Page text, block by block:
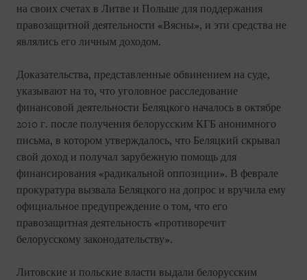
на своих счетах в Литве и Польше для поддержания
правозащитной деятельности «Вясны», и эти средства не
являлись его личным доходом.
Доказательства, представленные обвинением на суде,
указывают на то, что уголовное расследование
финансовой деятельности Беляцкого началось в октябре
2010 г. после получения белорусским КГБ анонимного
письма, в котором утверждалось, что Беляцкий скрывал
свой доход и получал зарубежную помощь для
финансирования «радикальной оппозиции». В феврале
прокуратура вызвала Беляцкого на допрос и вручила ему
официальное предупреждение о том, что его
правозащитная деятельность «противоречит
белорусскому законодательству».
Литовские и польские власти выдали белорусским